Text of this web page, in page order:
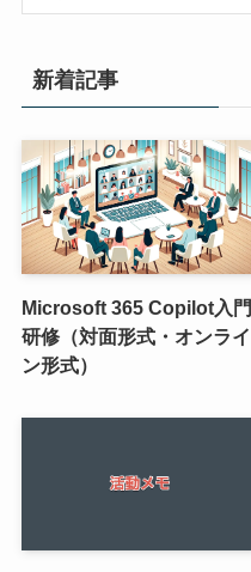
新着記事
Microsoft 365 Copilot入門
研修（対面形式・オンライ
ン形式）